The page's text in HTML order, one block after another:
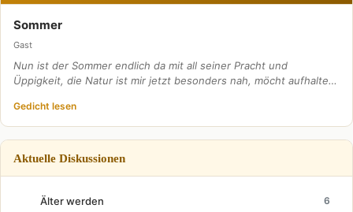
Sommer
Gast
Nun ist der Sommer endlich da mit all seiner Pracht und
Üppigkeit, die Natur ist mir jetzt besonders nah, möcht aufhalte…
Gedicht lesen
Aktuelle Diskussionen
Älter werden 6